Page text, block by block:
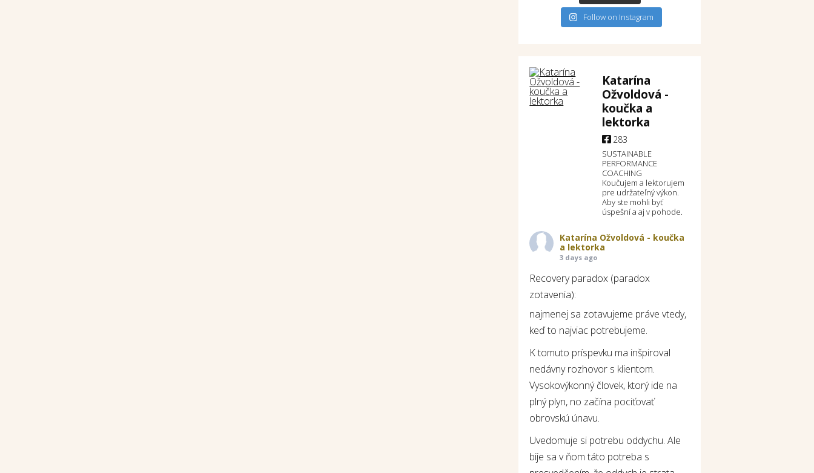
Follow on Instagram
Katarína
Ožvoldová -
koučka a
lektorka
283
SUSTAINABLE
PERFORMANCE
COACHING
Koučujem a lektorujem
pre udržateľný výkon.
Aby ste mohli byť
úspešní a aj v pohode.
Katarína Ožvoldová - koučka
a lektorka
3 days ago
Recovery paradox (paradox
zotavenia):
najmenej sa zotavujeme práve vtedy,
keď to najviac potrebujeme.
K tomuto príspevku ma inšpiroval
nedávny rozhovor s klientom.
Vysokovýkonný človek, ktorý ide na
plný plyn, no začína pociťovať
obrovskú únavu.
Uvedomuje si potrebu oddychu. Ale
bije sa v ňom táto potreba s